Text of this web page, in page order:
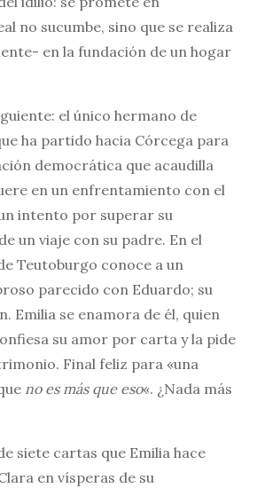
no sucumbe, sino que se realiza
en la fundación de un hogar
el único hermano de
ha partido hacia Córcega para
democrática que acaudilla
en un enfrentamiento con el
intento por superar su
un viaje con su padre. En el
Teutoburgo conoce a un
parecido con Eduardo; su
Emilia se enamora de él, quien
su amor por carta y la pide
Final feliz para «una
no es más que eso«. ¿Nada más
siete cartas que Emilia hace
en vísperas de su